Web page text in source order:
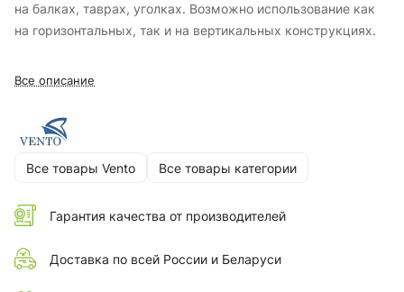
на балках, таврах, уголках. Возможно использование как
на горизонтальных, так и на вертикальных конструкциях.
Все описание
Все товары Vento Все товары категории
Гарантия качества от производителей
Доставка по всей России и Беларуси